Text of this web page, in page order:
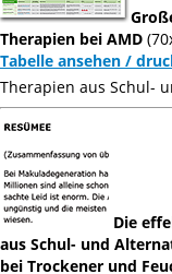
Therapien bei AMD
Tabelle ansehen /
Therapien aus Schul-
Die
aus Schul- und
bei Trockener und